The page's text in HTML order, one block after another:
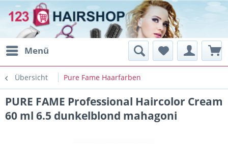
Menü
Übersicht Pure Fame Haarfarben
PURE FAME Professional Haircolor Cream
60 ml 6.5 dunkelblond mahagoni